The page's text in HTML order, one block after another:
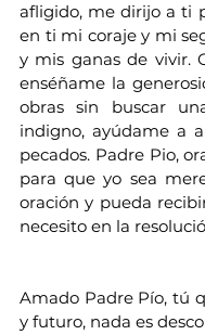
afligido, me dirijo a ti
en ti mi coraje y mi
y mis ganas de vivir.
enséñame la
obras sin buscar
indigno, ayúdame a
pecados. Padre Pio,
para que yo sea
oración y pueda
necesito en la
Amado Padre Pío, tú
y futuro, nada es